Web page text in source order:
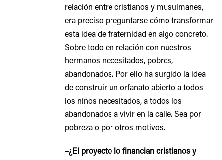
relación entre cristianos y musulmanes,
era preciso preguntarse cómo transformar
esta idea de fraternidad en algo concreto.
Sobre todo en relación con nuestros
hermanos necesitados, pobres,
abandonados. Por ello ha surgido la idea
de construir un orfanato abierto a todos
los niños necesitados, a todos los
abandonados a vivir en la calle. Sea por
pobreza o por otros motivos.
–¿El proyecto lo financian cristianos y